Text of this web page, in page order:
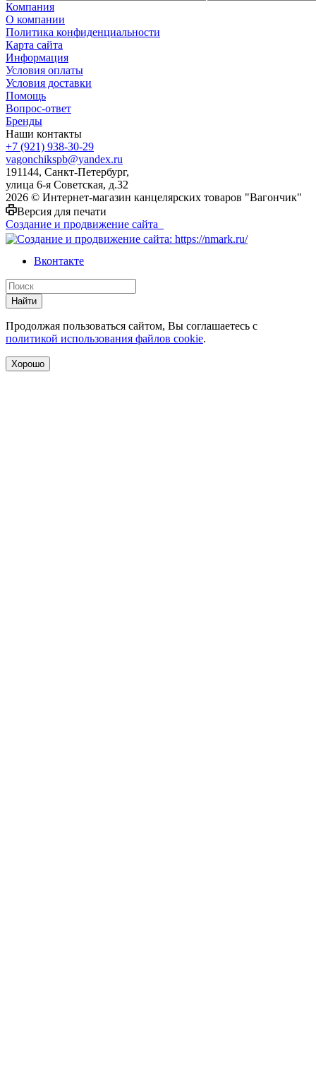
Компания
О компании
Политика конфиденциальности
Карта сайта
Информация
Условия оплаты
Условия доставки
Помощь
Вопрос-ответ
Бренды
Наши контакты
+7 (921) 938-30-29
vagonchikspb@yandex.ru
191144, Санкт-Петербург,
улица 6-я Советская, д.32
2026 © Интернет-магазин канцелярских товаров "Вагончик"
Версия для печати
Создание и продвижение сайта
Вконтакте
Найти
Продолжая пользоваться сайтом, Вы соглашаетесь с
политикой использования файлов cookie.
Хорошо